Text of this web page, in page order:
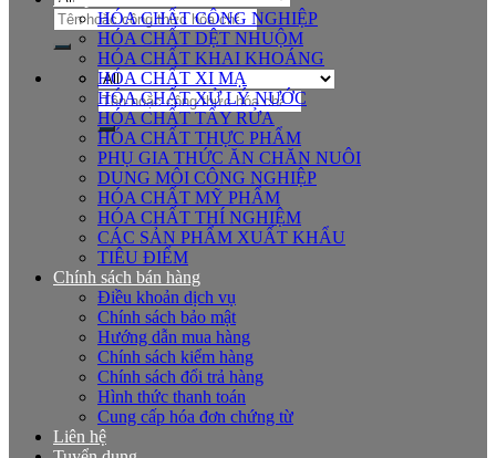
Tìm
kiếm:
Tìm
kiếm:
HÓA CHẤT CÔNG NGHIỆP
HÓA CHẤT DỆT NHUỘM
HÓA CHẤT KHAI KHOÁNG
HÓA CHẤT XI MẠ
HÓA CHẤT XỬ LÝ NƯỚC
HÓA CHẤT TẨY RỬA
HÓA CHẤT THỰC PHẨM
PHỤ GIA THỨC ĂN CHĂN NUÔI
DUNG MÔI CÔNG NGHIỆP
HÓA CHẤT MỸ PHẨM
HÓA CHẤT THÍ NGHIỆM
CÁC SẢN PHẨM XUẤT KHẨU
TIÊU ĐIỂM
Chính sách bán hàng
Điều khoản dịch vụ
Chính sách bảo mật
Hướng dẫn mua hàng
Chính sách kiểm hàng
Chính sách đổi trả hàng
Hình thức thanh toán
Cung cấp hóa đơn chứng từ
Liên hệ